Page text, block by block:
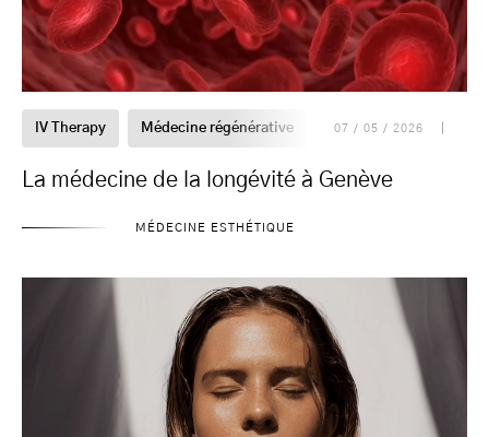
IV Therapy Médecine régénérative Prévention
07 / 05 / 2026
La médecine de la longévité à Genève
MÉDECINE ESTHÉTIQUE